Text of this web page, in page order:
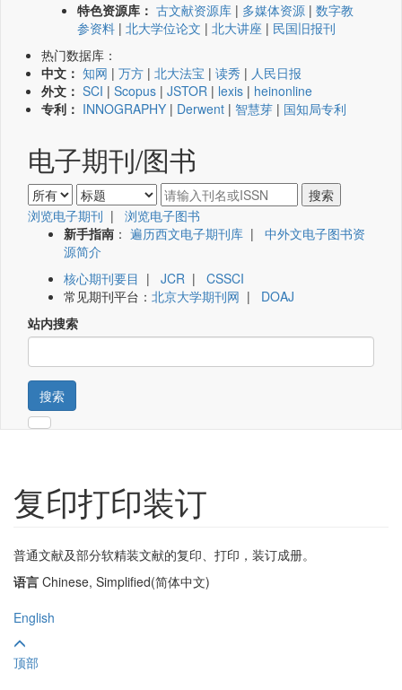
特色资源库： 古文献资源库 | 多媒体资源 | 数字教
参资料 | 北大学位论文 | 北大讲座 | 民国旧报刊
热门数据库：
中文： 知网 | 万方 | 北大法宝 | 读秀 | 人民日报
外文： SCI | Scopus | JSTOR | lexis | heinonline
专利： INNOGRAPHY | Derwent | 智慧芽 | 国知局专利
电子期刊/图书
浏览电子期刊 | 浏览电子图书
新手指南 ： 遍历西文电子期刊库 | 中外文电子图书资
源简介
核心期刊要目 | JCR | CSSCI
常见期刊平台： 北京大学期刊网 | DOAJ
站内搜索
搜索
复印打印装订
普通文献及部分软精装文献的复印、打印，装订成册。
语言 Chinese, Simplified(简体中文)
English
顶部